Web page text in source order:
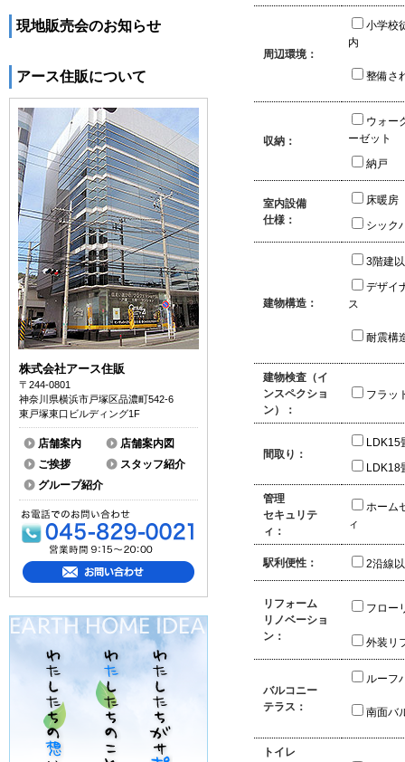
周辺環境：
小学校
内
整備さ
収納：
ウォー
ーゼット
納戸
室内設備
仕様：
床暖房
シック
建物構造：
3階建
デザイ
ス
耐震構
建物検査（イ
ンスペクショ
ン）：
フラッ
間取り：
LDK15
LDK18
管理
セキュリテ
ィ：
ホーム
ィ
駅利便性： 2沿線
リフォーム
リノベーショ
ン：
フロー
外装リ
バルコニー
テラス：
ルーフ
南面バ
トイレ
現地販売会のお知らせ
アース住販について
株式会社アース住販
〒244-0801
神奈川県横浜市戸塚区品濃町542-6
東戸塚東口ビルディング1F
店舗案内
店舗案内図
ご挨拶
スタッフ紹介
グループ紹介